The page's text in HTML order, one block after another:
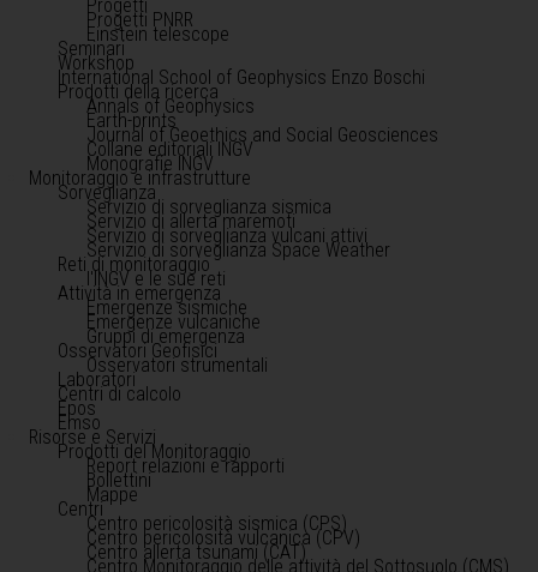
Progetti
Progetti PNRR
Einstein telescope
Seminari
Workshop
International School of Geophysics Enzo Boschi
Prodotti della ricerca
Annals of Geophysics
Earth-prints
Journal of Geoethics and Social Geosciences
Collane editoriali INGV
Monografie INGV
Monitoraggio e infrastrutture
Sorveglianza
Servizio di sorveglianza sismica
Servizio di allerta maremoti
Servizio di sorveglianza vulcani attivi
Servizio di sorveglianza Space Weather
Reti di monitoraggio
l'INGV e le sue reti
Attività in emergenza
Emergenze sismiche
Emergenze vulcaniche
Gruppi di emergenza
Osservatori Geofisici
Osservatori strumentali
Laboratori
Centri di calcolo
Epos
Emso
Risorse e Servizi
Prodotti del Monitoraggio
Report relazioni e rapporti
Bollettini
Mappe
Centri
Centro pericolosità sismica (CPS)
Centro pericolosità vulcanica (CPV)
Centro allerta tsunami (CAT)
Centro Monitoraggio delle attività del Sottosuolo (CMS)